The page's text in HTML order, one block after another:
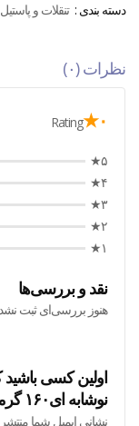
دسته بندی : تنقلات و پاستیل
نظرات (۰)
۰★ Rating
۵★
۴★
۳★
۲★
۱★
نقد و بررسی‌ها
هنوز بررسی‌ای ثبت
اولین کسی باشید
نوشابه ای۱۶۰ گرمی”
نشانی ایمیل شما